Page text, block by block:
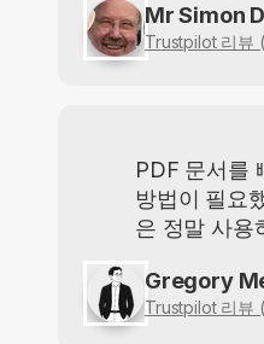
Mr Simon
Trustpilot 리뷰
PDF 문서를
방법이 필요
은 정말 사용
Gregory
Trustpilot 리뷰